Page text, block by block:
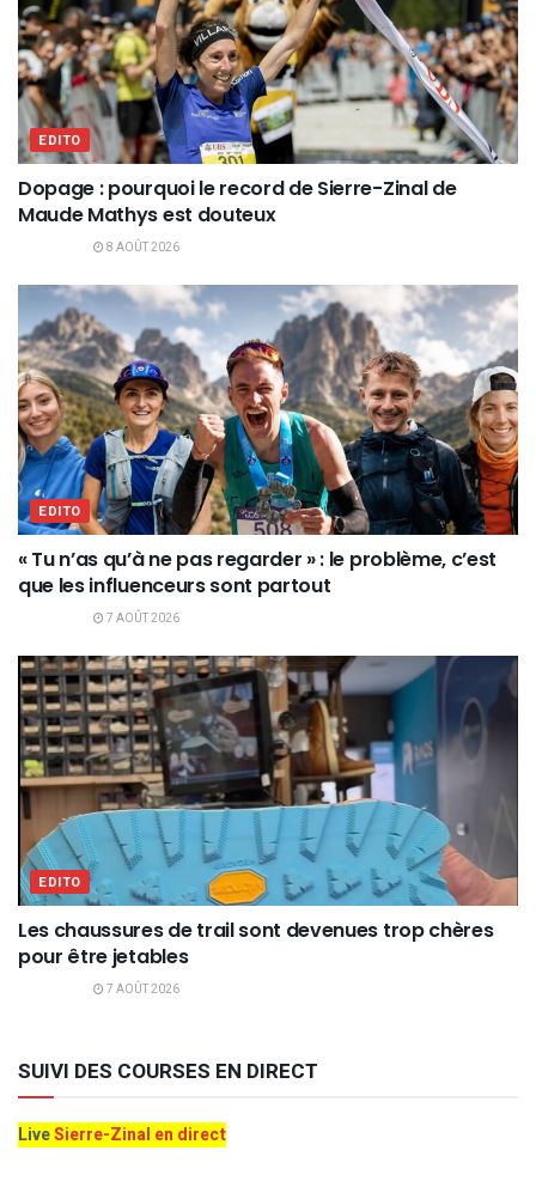
EDITO
Dopage : pourquoi le record de Sierre-Zinal de
Maude Mathys est douteux
8 AOÛT 2026
EDITO
« Tu n’as qu’à ne pas regarder » : le problème, c’est
que les influenceurs sont partout
7 AOÛT 2026
EDITO
Les chaussures de trail sont devenues trop chères
pour être jetables
7 AOÛT 2026
SUIVI DES COURSES EN DIRECT
LiveSierre-Zinal en direct